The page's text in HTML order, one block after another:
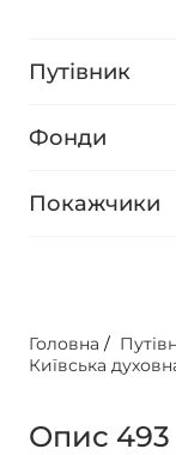
Путівник
Фонди
Покажчики
Головна /
Київська
Опис 493